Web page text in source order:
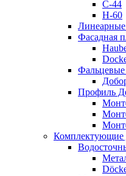
С-44
Н-60
Фасадная
Фальцевые
Профиль
Комплектующие